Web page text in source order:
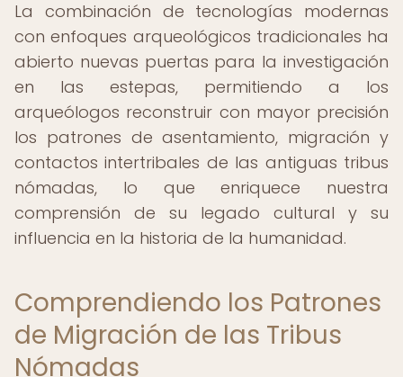
La combinación de tecnologías modernas
con enfoques arqueológicos tradicionales ha
abierto nuevas puertas para la investigación
en las estepas, permitiendo a los
arqueólogos reconstruir con mayor precisión
los patrones de asentamiento, migración y
contactos intertribales de las antiguas tribus
nómadas, lo que enriquece nuestra
comprensión de su legado cultural y su
influencia en la historia de la humanidad.
Comprendiendo los Patrones
de Migración de las Tribus
Nómadas